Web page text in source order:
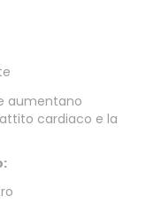
aumentano
cardiaco e la